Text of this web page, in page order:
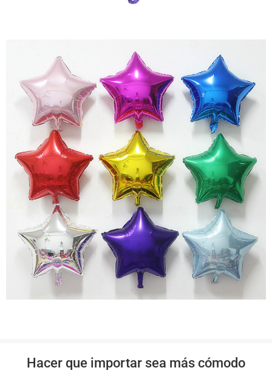
Hacer que importar sea más cómodo